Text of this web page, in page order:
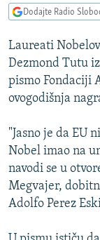
na
VIDEO
FOTOGALERIJE
INFOGRAFIKE
PODCASTI
RAT U UKRAJINI
KINA NA
RSE PRIČE IZ
ISPRIČAJ MI
DNEVNO@RSE
SPECIJALI RSE
VIŠE OD NASLOVA
Dodajte Radio
Laureati
Dezmond Tutu
pismo Fondaciji
ovogodišnja
"Jasno je da EU
Nobel imao na
navodi se u
Megvajer,
Adolfo Perez